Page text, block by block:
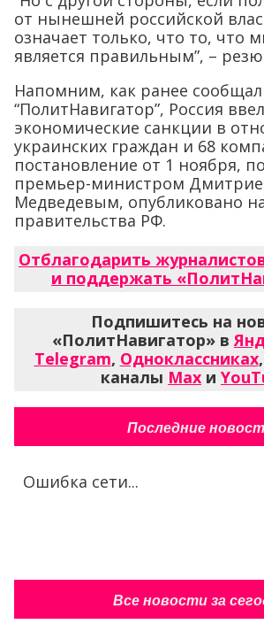
от нынешней российской
означает только, что то, что
является правильным”, –
Напомним, как ранее сообщал
“ПолитНавигатор”, Россия
экономические санкции в
украинских граждан и 68
постановление от 1 ноября,
премьер-министром
Медведевым, опубликовано
правительства РФ.
Отблагодарить
и поддержать
Подпишитесь на
«ПолитНавигатор» в
Telegram, Одноклассниках,
каналы Max и
Последние
Ошибка сети...
Все новости за